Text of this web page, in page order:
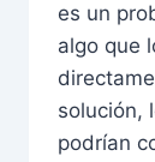
es un
algo que
solución,
podrían